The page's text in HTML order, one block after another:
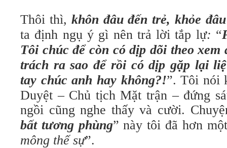
Thôi thì, khôn đâu đến trẻ, khỏe
ta định ngụ ý gì nên trả lời tắp lự: “
Tôi chúc để còn có dịp dõi theo
trách ra sao để rồi có dịp gặp lại
tay chúc anh hay không?!”. Tôi nói
Duyệt – Chủ tịch Mặt trận – đứng
ngồi cũng nghe thấy và cười.
bất tương phùng” này tôi đã hơn
mông thế sự”.